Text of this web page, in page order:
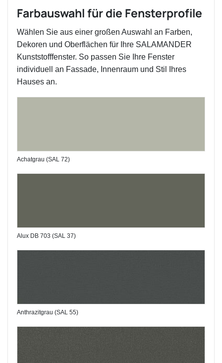
Farbauswahl für die Fensterprofile
Wählen Sie aus einer großen Auswahl an Farben,
Dekoren und Oberflächen für Ihre SALAMANDER
Kunststofffenster. So passen Sie Ihre Fenster
individuell an Fassade, Innenraum und Stil Ihres
Hauses an.
Achatgrau (SAL 72)
Alux DB 703 (SAL 37)
Anthrazitgrau (SAL 55)